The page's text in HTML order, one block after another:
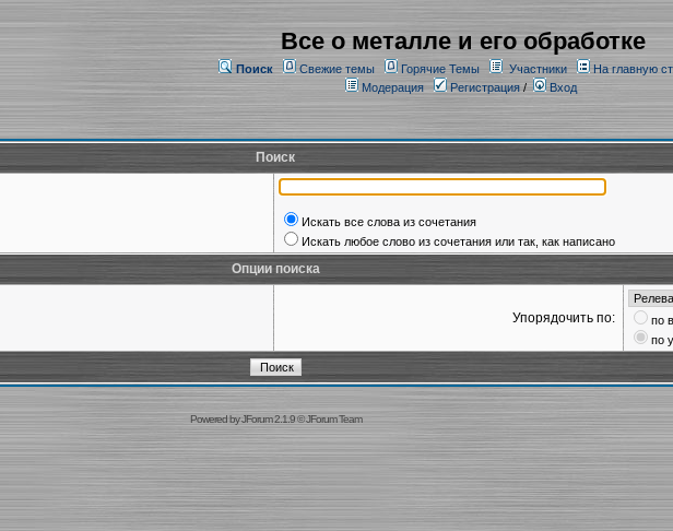
Все о металле и его обработке
Поиск Свежие темы Горячие Темы Участники
На главную
Модерация
Регистрация/ Вход
Поиск
Искать все слова из сочетания
Искать любое слово из сочетания или так, как написано
Опции поиска
Упорядочить по:
по
по
Powered byJForum 2.1.9©JForum Team